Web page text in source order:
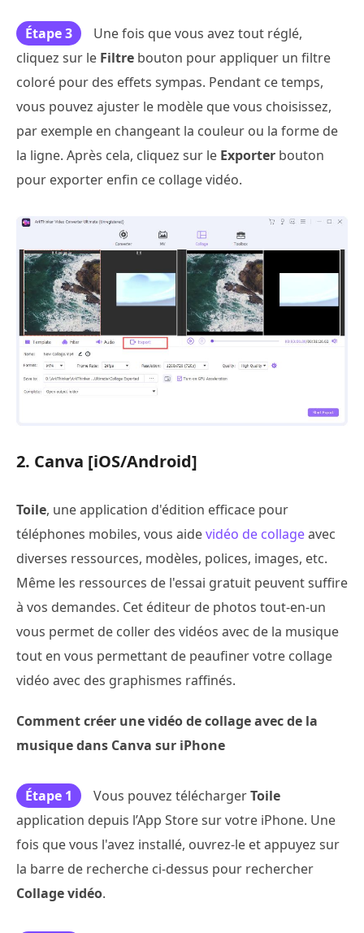
Étape 3
Une fois que vous avez tout réglé,
cliquez sur le Filtre bouton pour appliquer un filtre
coloré pour des effets sympas. Pendant ce temps,
vous pouvez ajuster le modèle que vous choisissez,
par exemple en changeant la couleur ou la forme de
la ligne. Après cela, cliquez sur le Exporter bouton
pour exporter enfin ce collage vidéo.
2. Canva [iOS/Android]
Toile, une application d'édition efficace pour
téléphones mobiles, vous aidevidéo de collageavec
diverses ressources, modèles, polices, images, etc.
Même les ressources de l'essai gratuit peuvent suffire
à vos demandes. Cet éditeur de photos tout-en-un
vous permet de coller des vidéos avec de la musique
tout en vous permettant de peaufiner votre collage
vidéo avec des graphismes raffinés.
Comment créer une vidéo de collage avec de la
musique dans Canva sur iPhone
Étape 1 Vous pouvez téléchargerToile
application depuis l’App Store sur votre iPhone. Une
fois que vous l'avez installé, ouvrez-le et appuyez sur
la barre de recherche ci-dessus pour rechercher
Collage vidéo.